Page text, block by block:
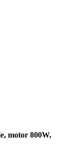
motor 800W,